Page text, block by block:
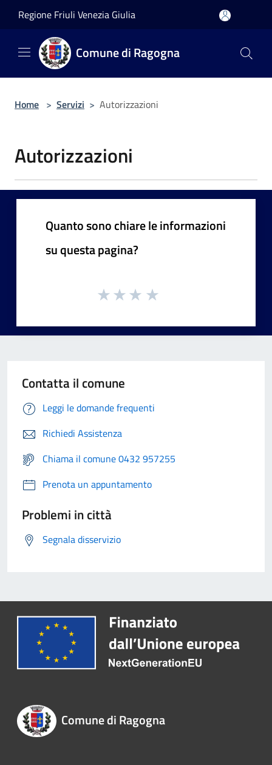
Regione Friuli Venezia Giulia
Comune di Ragogna
Home > Servizi > Autorizzazioni
Autorizzazioni
Quanto sono chiare le informazioni
su questa pagina?
Contatta il comune
Leggi le domande frequenti
Richiedi Assistenza
Chiama il comune 0432 957255
Prenota un appuntamento
Problemi in città
Segnala disservizio
Comune di Ragogna